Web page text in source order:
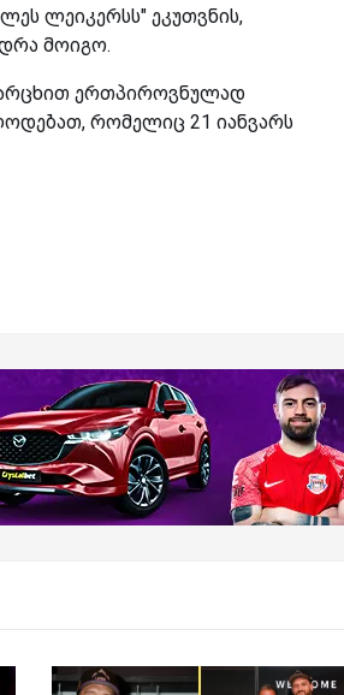
ლეიკერსს" ეკუთვნის,
მოიგო.
ერთპიროვნულად
რომელიც 21 იანვარს